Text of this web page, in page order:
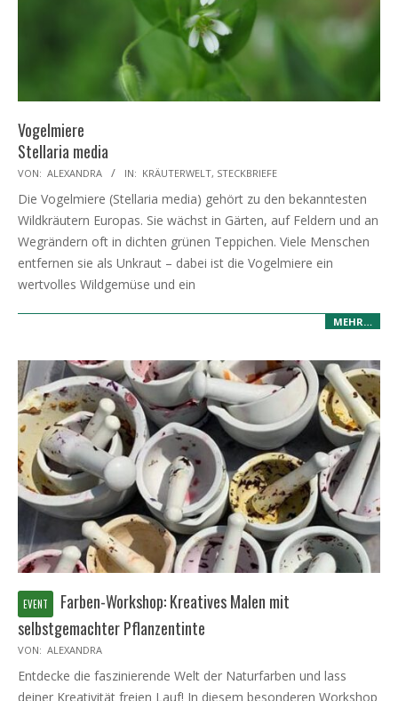
Vogelmiere
Stellaria media
2026-
03-
07
VON: ALEXANDRA IN: KRÄUTERWELT, STECKBRIEFE
Die Vogelmiere (Stellaria media) gehört zu den bekanntesten
Wildkräutern Europas. Sie wächst in Gärten, auf Feldern und an
Wegrändern oft in dichten grünen Teppichen. Viele Menschen
entfernen sie als Unkraut – dabei ist die Vogelmiere ein
wertvolles Wildgemüse und ein
MEHR…
Farben-Workshop: Kreatives Malen mit
selbstgemachter Pflanzentinte
2026-
03-
06
VON: ALEXANDRA
Entdecke die faszinierende Welt der Naturfarben und lass
deiner Kreativität freien Lauf! In diesem besonderen Workshop